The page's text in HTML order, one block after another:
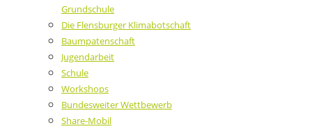
Grundschule
Die Flensburger Klimabotschaft
Baumpatenschaft
Jugendarbeit
Schule
Workshops
Bundesweiter Wettbewerb
Share-Mobil